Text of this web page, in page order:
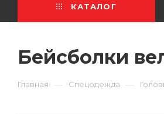
КАТАЛОГ
Бейсболки
Главная — Спецодежда —